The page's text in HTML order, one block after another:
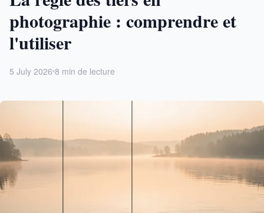
photographie : comprendre et
l'utiliser
5 July 2026 8 min de lecture